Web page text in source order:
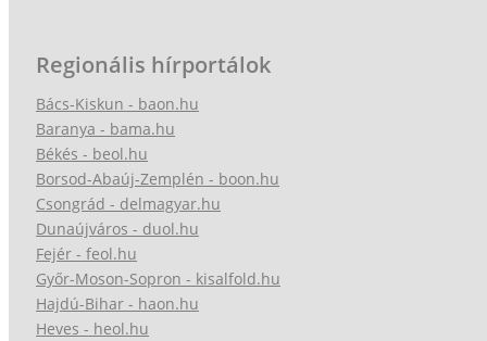
Regionális hírportálok
Bács-Kiskun - baon.hu
Baranya - bama.hu
Békés - beol.hu
Borsod-Abaúj-Zemplén - boon.hu
Csongrád - delmagyar.hu
Dunaújváros - duol.hu
Fejér - feol.hu
Győr-Moson-Sopron - kisalfold.hu
Hajdú-Bihar - haon.hu
Heves - heol.hu